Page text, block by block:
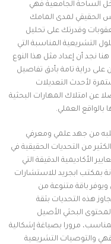
الساحة الجامعية فهي
الحقيقي لمدى المامك
وقدرتك على تحليل
التشريعية المناسبة التي
نجد أن إعداد مثل هذا النوع
دراية تامة بأدق تفاصيل
لأحدث التعديلات
عن امتلاك المهارات البحثية
العملي.
من جهد علمي ومعرفي
من التحديات الحقيقية في
الأكاديمية الدقيقة التي
بمكتب ابجريد للاستشارات
ويوفر باقة متنوعة من
هذه التحديات بثقة
البحثي الأصيل
مرورا بصياغة إشكالية
والتوصيات التشريعية